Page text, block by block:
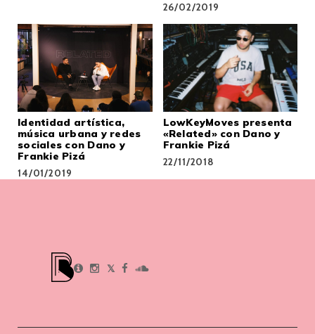
26/02/2019
Identidad artística,
música urbana y redes
sociales con Dano y
Frankie Pizá
14/01/2019
LowKeyMoves presenta
«Related» con Dano y
Frankie Pizá
22/11/2018
𝕏